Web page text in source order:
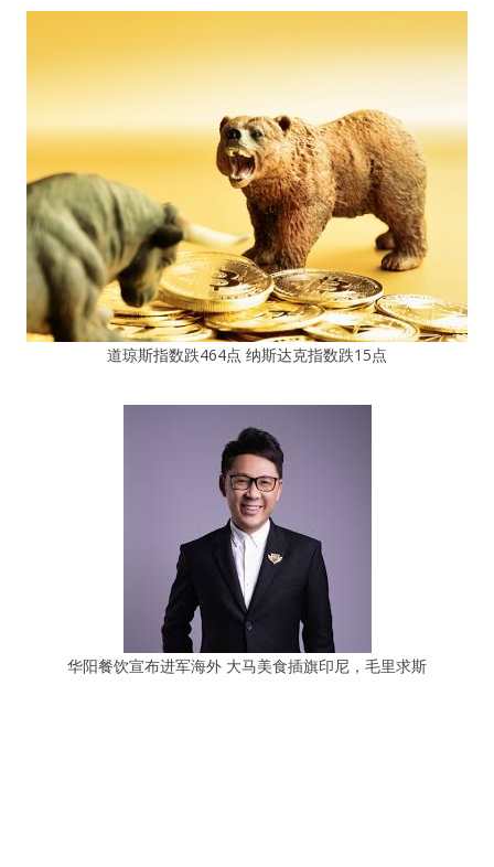
道琼斯指数跌464点 纳斯达克指数跌15点
华阳餐饮宣布进军海外 大马美食插旗印尼，毛里求斯